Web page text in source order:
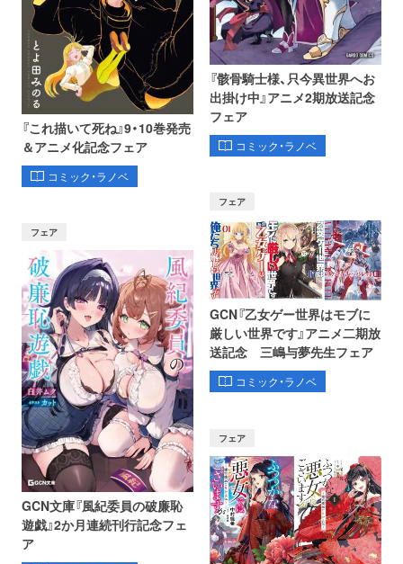
『これ描いて死ね』9・10巻発売
＆アニメ化記念フェア
コミック・ラノベ
『骸骨騎士様、只今異世界へお
出掛け中』アニメ2期放送記念
フェア
コミック・ラノベ
フェア
GCN文庫『風紀委員の破廉恥
遊戯』2か月連続刊行記念フェ
ア
フェア
GCN『乙女ゲー世界はモブに
厳しい世界です』アニメ二期放
送記念 三嶋与夢先生フェア
コミック・ラノベ
フェア